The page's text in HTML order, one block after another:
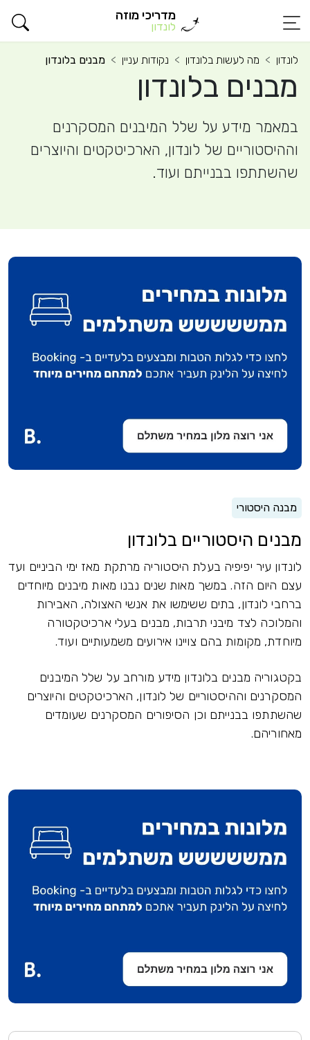
מדריכי מוזה
לונדון
לונדון מה לעשות בלונדון נקודות עניין מבנים בלונדון
מבנים בלונדון
במאמר מידע על שלל המיבנים המסקרנים
וההיסטוריים של לונדון, הארכיטקטים והיוצרים
שהשתתפו בבנייתם ועוד.
מבנה היסטורי
מבנים היסטוריים בלונדון
לונדון עיר יפיפיה בעלת היסטוריה מרתקת מאז ימי הביניים ועד
עצם היום הזה. במשך מאות שנים נבנו מאות מיבנים מיוחדים
ברחבי לונדון, בתים ששימשו את אנשי האצולה, האבירות
והמלוכה לצד מיבני תרבות, מבנים בעלי ארכיטקטורה
מיוחדת, מקומות בהם צויינו אירועים משמעותיים ועוד.
בקטגוריה מבנים בלונדון מידע מורחב על שלל המיבנים
המסקרנים וההיסטוריים של לונדון, הארכיטקטים והיוצרים
שהשתתפו בבנייתם וכן הסיפורים המסקרנים שעומדים
מאחוריהם.